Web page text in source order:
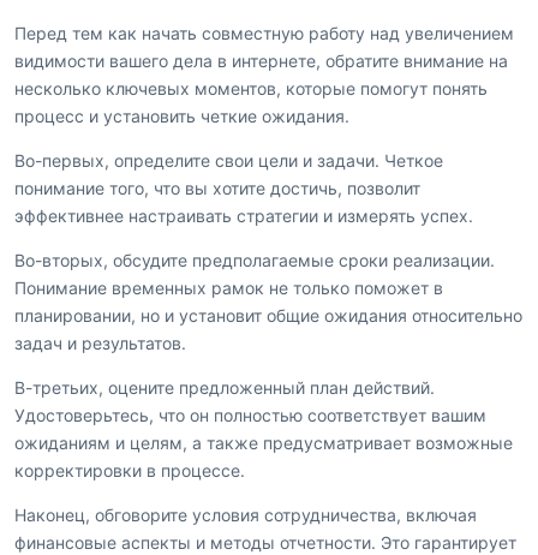
Перед тем как начать совместную работу над увеличением
видимости вашего дела в интернете, обратите внимание на
несколько ключевых моментов, которые помогут понять
процесс и установить четкие ожидания.
Во-первых, определите свои цели и задачи. Четкое
понимание того, что вы хотите достичь, позволит
эффективнее настраивать стратегии и измерять успех.
Во-вторых, обсудите предполагаемые сроки реализации.
Понимание временных рамок не только поможет в
планировании, но и установит общие ожидания относительно
задач и результатов.
В-третьих, оцените предложенный план действий.
Удостоверьтесь, что он полностью соответствует вашим
ожиданиям и целям, а также предусматривает возможные
корректировки в процессе.
Наконец, обговорите условия сотрудничества, включая
финансовые аспекты и методы отчетности. Это гарантирует